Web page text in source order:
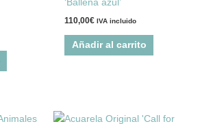
‘Ballena azul’
110,00€ IVA incluido
Añadir al carrito